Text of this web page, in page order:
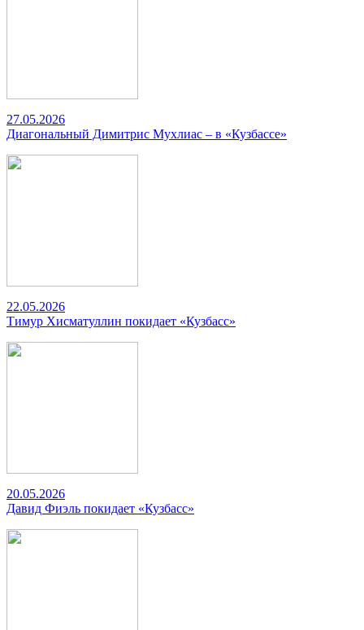
27.05.2026
Диагональный Димитрис Мухлиас – в «Кузбассе»
22.05.2026
Тимур Хисматуллин покидает «Кузбасс»
20.05.2026
Давид Фиэль покидает «Кузбасс»